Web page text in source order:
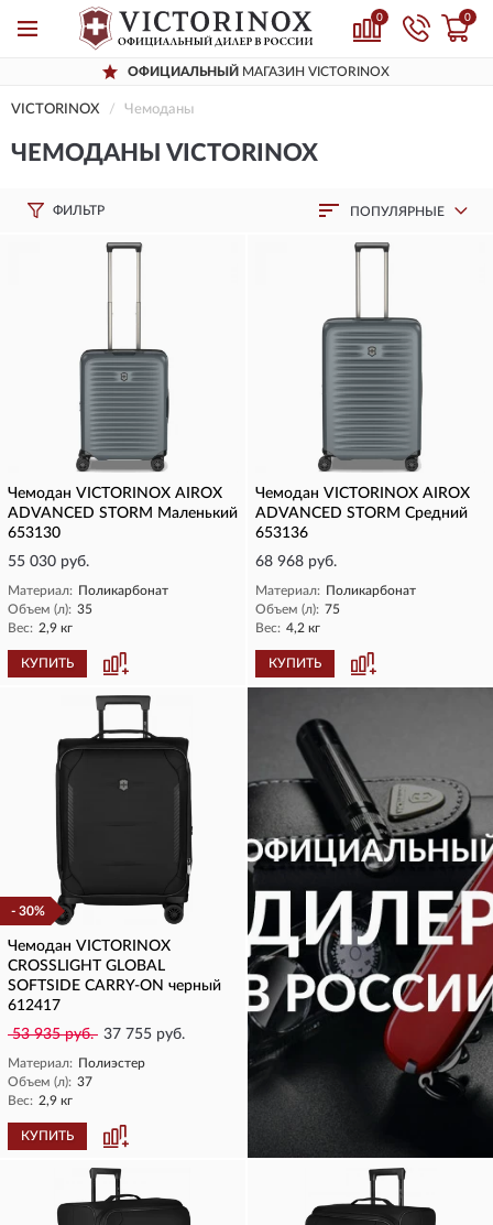
0 0
МАГАЗИН VICTORINOX
VICTORINOX Чемоданы
ЧЕМОДАНЫ VICTORINOX
ФИЛЬТР ПОПУЛЯРНЫЕ
Чемодан VICTORINOX AIROX
ADVANCED STORM Маленький
653130
55 030 руб.
Материал: Поликарбонат
Объем (л): 35
Вес: 2,9 кг
КУПИТЬ
Чемодан VICTORINOX AIROX
ADVANCED STORM Средний
653136
68 968 руб.
Материал: Поликарбонат
Объем (л): 75
Вес: 4,2 кг
КУПИТЬ
- 30%
Чемодан VICTORINOX
CROSSLIGHT GLOBAL
SOFTSIDE CARRY-ON черный
612417
53 935 руб. 37 755 руб.
Материал: Полиэстер
Объем (л): 37
Вес: 2,9 кг
КУПИТЬ КУПИТЬ